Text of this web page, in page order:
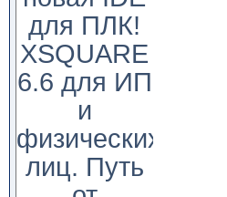
для ПЛК!
XSQUARE
6.6 для ИП
и
физических
лиц. Путь